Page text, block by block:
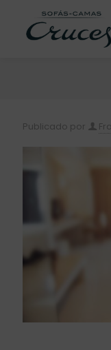
Publicado por